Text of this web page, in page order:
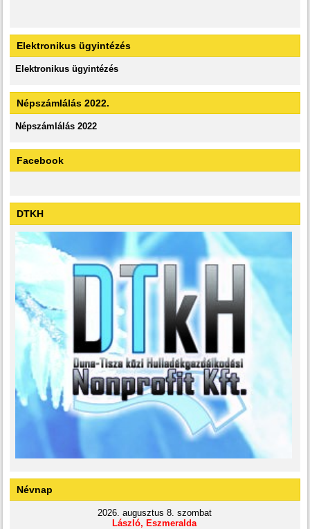
Elektronikus ügyintézés
Elektronikus ügyintézés
Népszámlálás 2022.
Népszámlálás 2022
Facebook
DTKH
Névnap
2026. augusztus 8. szombat
László, Eszmeralda